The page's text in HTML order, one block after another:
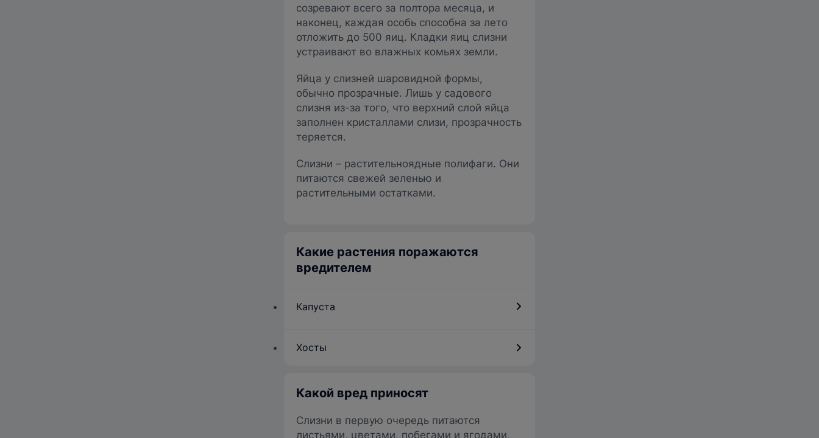
созревают всего за полтора месяца, и
наконец, каждая особь способна за лето
отложить до 500 яиц. Кладки яиц слизни
устраивают во влажных комьях земли.
Яйца у слизней шаровидной формы,
обычно прозрачные. Лишь у садового
слизня из-за того, что верхний слой яйца
заполнен кристаллами слизи, прозрачность
теряется.
Слизни – растительноядные полифаги. Они
питаются свежей зеленью и
растительными остатками.
Какие растения поражаются
вредителем
Капуста
Хосты
Какой вред приносят
Слизни в первую очередь питаются
листьями, цветами, побегами и ягодами,